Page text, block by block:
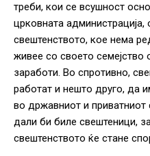
треби, кои се всушност
црковната
свештенството, кое нема
живее со своето
заработи. Во спротивно,
работат и нешто друго, да
во државниот и
дали би биле свештеници,
свештенството ќе стане